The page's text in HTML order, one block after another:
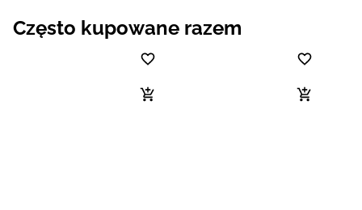
Często kupowane razem